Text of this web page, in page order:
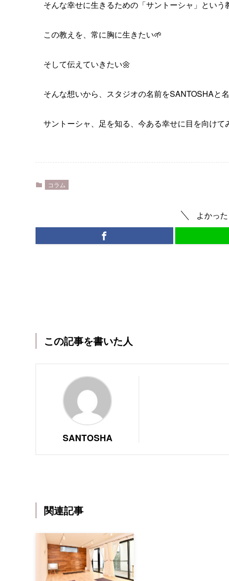
そんな幸せに生きるための「サントーシャ」という
この教えを、常に胸に生きたい🌱
そして伝えていきたい🌼
そんな想いから、スタジオの名前をSANTOSHAと名
サントーシャ、足を知る、今ある幸せに目を向けて
コラム
よかっ
この記事を書いた人
SANTOSHA
関連記事